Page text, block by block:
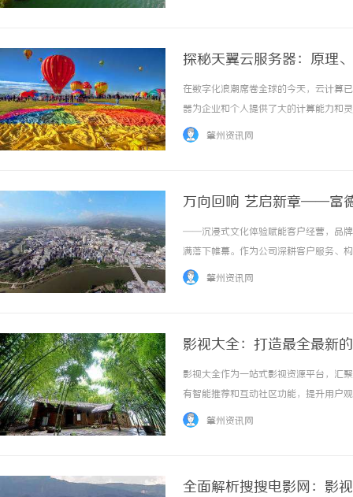
探秘天翼云服务器：原理
在数字化浪潮席卷全球的今天，云计算
器为企业和个人提供了大的计算能力和
务，在市场上占据了重要地位。本文将
肇州资讯网
万向回响 艺启新章——富
圆满收官
——沉浸式文化体验赋能客户经营，品
满落下帷幕。作为公司深耕客户服务、
事，成功邀约超480位VIP客户亲临参
肇州资讯网
影视大全：打造最全最新
影视大全作为一站式影视资源平台，汇
有智能推荐和互动社区功能，提升用户
肇州资讯网
全面解析搜搜电影网：影
汉配眼镜 上海配眼镜 武汉配眼镜 上海配眼镜